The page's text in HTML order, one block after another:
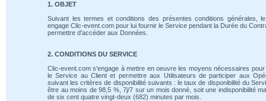
1. OBJET
Suivant les termes et conditions des présentes conditions générales,
engage Clic-event.com pour lui fournir le Service pendant la Durée du
permettre d'accéder aux Données.
2. CONDITIONS DU SERVICE
Clic-event.com s'engage à mettre en oeuvre les moyens nécessaires pour
le Service au Client et permettre aux Utilisateurs de participer aux
suivant les critères de disponibilité suivants : le taux de disponibilité du
être au moins de 98,5 %, 7j/7 sur un mois donné, soit une indisponibilité
de six cent quatre vingt-deux (682) minutes par mois.